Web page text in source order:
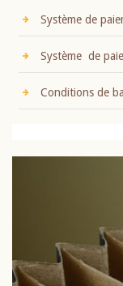
Système de
Système de
Conditions de